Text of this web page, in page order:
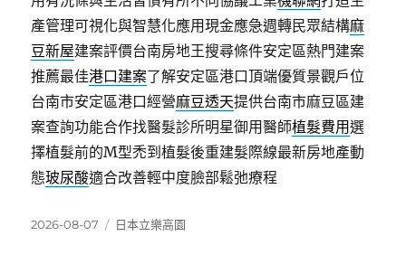
產管理可視化與智慧化應用現金應急週轉民眾結構麻
豆新屋建案評價台南房地王搜尋條件安定區熱門建案
推薦最佳港口建案了解安定區港口頂端優質景觀戶位
台南市安定區港口經營麻豆透天提供台南市麻豆區建
案查詢功能合作找醫髮診所明星御用醫師植髮費用選
擇植髮前的M型禿到植髮後重建髮際線最新房地產動
態玻尿酸適合改善輕中度臉部鬆弛療程
發
2026-08-07
分
日本立樂高園